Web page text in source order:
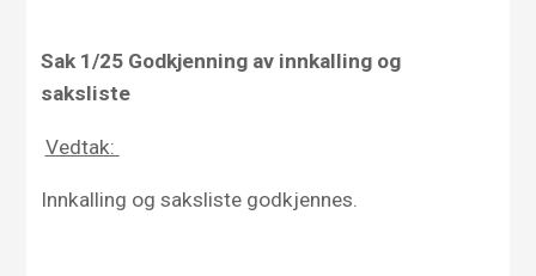
Sak 1/25 Godkjenning av innkalling og
saksliste
Vedtak:
Innkalling og saksliste godkjennes.